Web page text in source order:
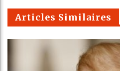
m
Articles Similaires